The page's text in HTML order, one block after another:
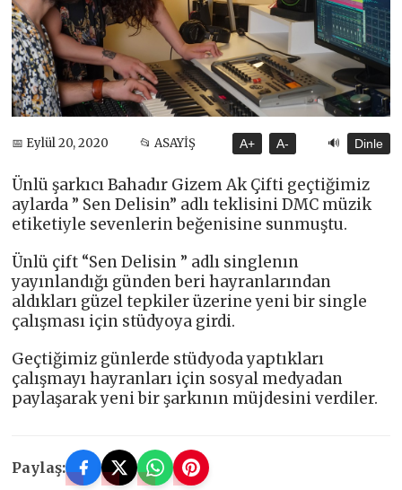
📅 Eylül 20, 2020 📂 ASAYİŞ A+ A- 🔊 Dinle
Ünlü şarkıcı Bahadır Gizem Ak Çifti geçtiğimiz
aylarda ” Sen Delisin” adlı teklisini DMC müzik
etiketiyle sevenlerin beğenisine sunmuştu.
Ünlü çift “Sen Delisin ” adlı singlenın
yayınlandığı günden beri hayranlarından
aldıkları güzel tepkiler üzerine yeni bir single
çalışması için stüdyoya girdi.
Geçtiğimiz günlerde stüdyoda yaptıkları
çalışmayı hayranları için sosyal medyadan
paylaşarak yeni bir şarkının müjdesini verdiler.
Paylaş: